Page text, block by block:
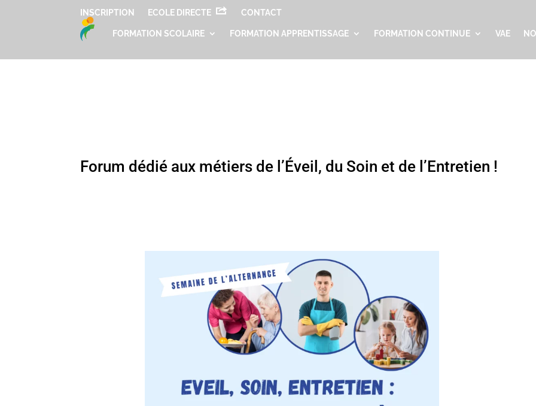
INSCRIPTION ECOLE DIRECTE CONTACT
FORMATION SCOLAIRE FORMATION APPRENTISSAGE FORMATION CONTINUE VAE
Forum dédié aux métiers de l’Éveil, du Soin et de l’Entretien !